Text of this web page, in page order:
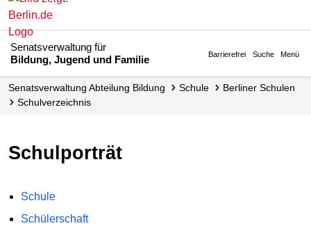
Senatsverwaltung für
Bildung, Jugend und Familie
Barrierefrei Suche Menü
Senats­verwaltung Abteilung Bildung Schule
Berliner Schulen
Schul­verzeichnis
Schulporträt
Schule
Schülerschaft